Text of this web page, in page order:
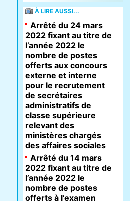
À LIRE AUSSI...
Arrêté du 24 mars
2022 fixant au titre de
l’année 2022 le
nombre de postes
offerts aux concours
externe et interne
pour le recrutement
de secrétaires
administratifs de
classe supérieure
relevant des
ministères chargés
des affaires sociales
Arrêté du 14 mars
2022 fixant au titre de
l’année 2022 le
nombre de postes
offerts à l’examen